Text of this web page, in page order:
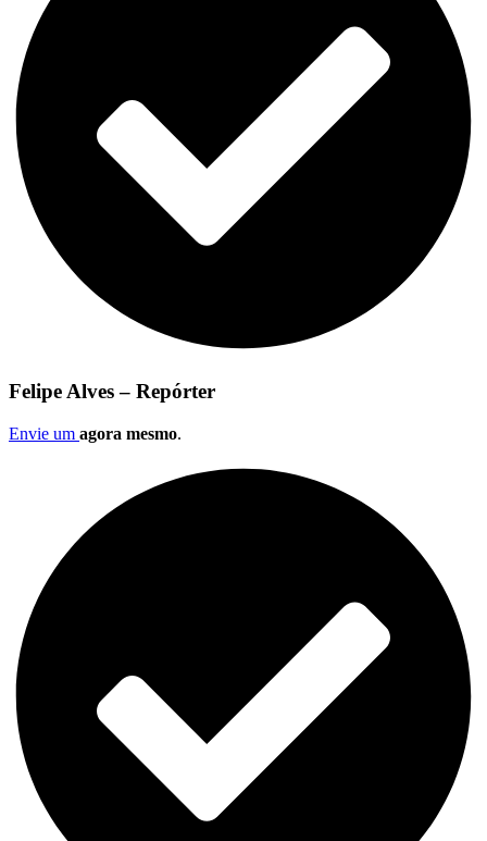
Felipe Alves – Repórter
Envie um agora mesmo.